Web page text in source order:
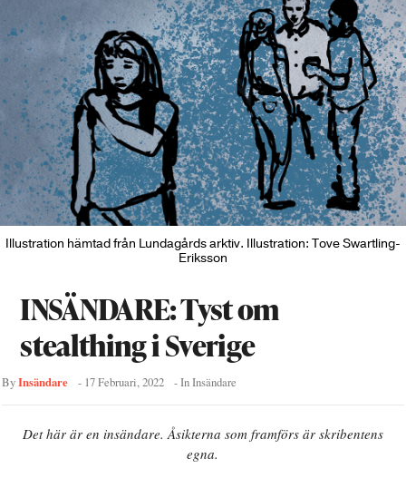
Illustration hämtad från Lundagårds arktiv. Illustration: Tove Swartling-
Eriksson
INSÄNDARE: Tyst om
stealthing i Sverige
ByInsändare - 17 Februari, 2022 - InInsändare
Det här är en insändare. Åsikterna som framförs är skribentens
egna.